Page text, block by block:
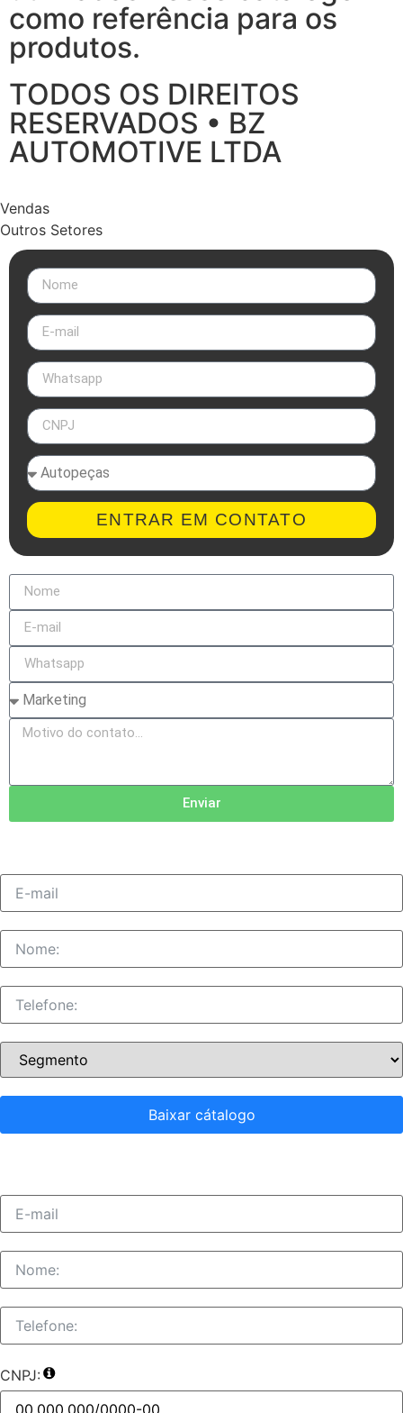
como referência para os
produtos.
TODOS OS DIREITOS
RESERVADOS • BZ
AUTOMOTIVE LTDA
Vendas
Outros Setores
ENTRAR EM CONTATO
Enviar
Baixar cátalogo
CNPJ: